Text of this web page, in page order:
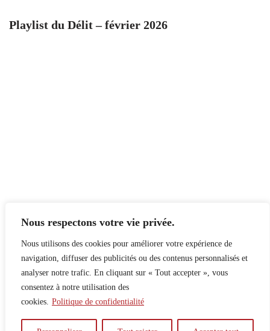
Nous respectons votre vie privée.
Nous utilisons des cookies pour améliorer votre expérience de
navigation, diffuser des publicités ou des contenus personnalisés et
analyser notre trafic. En cliquant sur « Tout accepter », vous
consentez à notre utilisation des
cookies. Politique de confidentialité
Playlist du Délit – février 2026